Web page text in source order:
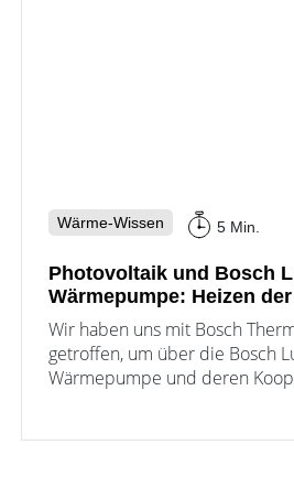
Wärme-Wissen 5 Min.
Photovoltaik und Bosch
Wärmepumpe: Heizen
Wir haben uns mit Bosch
getroffen, um über die Bosch
Wärmepumpe und deren